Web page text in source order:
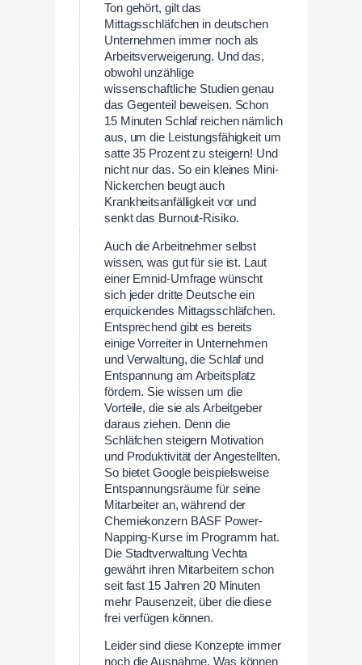
Ton gehört, gilt das
Mittagsschläfchen in deutschen
Unternehmen immer noch als
Arbeitsverweigerung. Und das,
obwohl unzählige
wissenschaftliche Studien genau
das Gegenteil beweisen. Schon
15 Minuten Schlaf reichen nämlich
aus, um die Leistungsfähigkeit um
satte 35 Prozent zu steigern! Und
nicht nur das. So ein kleines Mini-
Nickerchen beugt auch
Krankheitsanfälligkeit vor und
senkt das Burnout-Risiko.
Auch die Arbeitnehmer selbst
wissen, was gut für sie ist. Laut
einer Emnid-Umfrage wünscht
sich jeder dritte Deutsche ein
erquickendes Mittagsschläfchen.
Entsprechend gibt es bereits
einige Vorreiter in Unternehmen
und Verwaltung, die Schlaf und
Entspannung am Arbeitsplatz
fördern. Sie wissen um die
Vorteile, die sie als Arbeitgeber
daraus ziehen. Denn die
Schläfchen steigern Motivation
und Produktivität der Angestellten.
So bietet Google beispielsweise
Entspannungsräume für seine
Mitarbeiter an, während der
Chemiekonzern BASF Power-
Napping-Kurse im Programm hat.
Die Stadtverwaltung Vechta
gewährt ihren Mitarbeitern schon
seit fast 15 Jahren 20 Minuten
mehr Pausenzeit, über die diese
frei verfügen können.
Leider sind diese Konzepte immer
noch die Ausnahme. Was können